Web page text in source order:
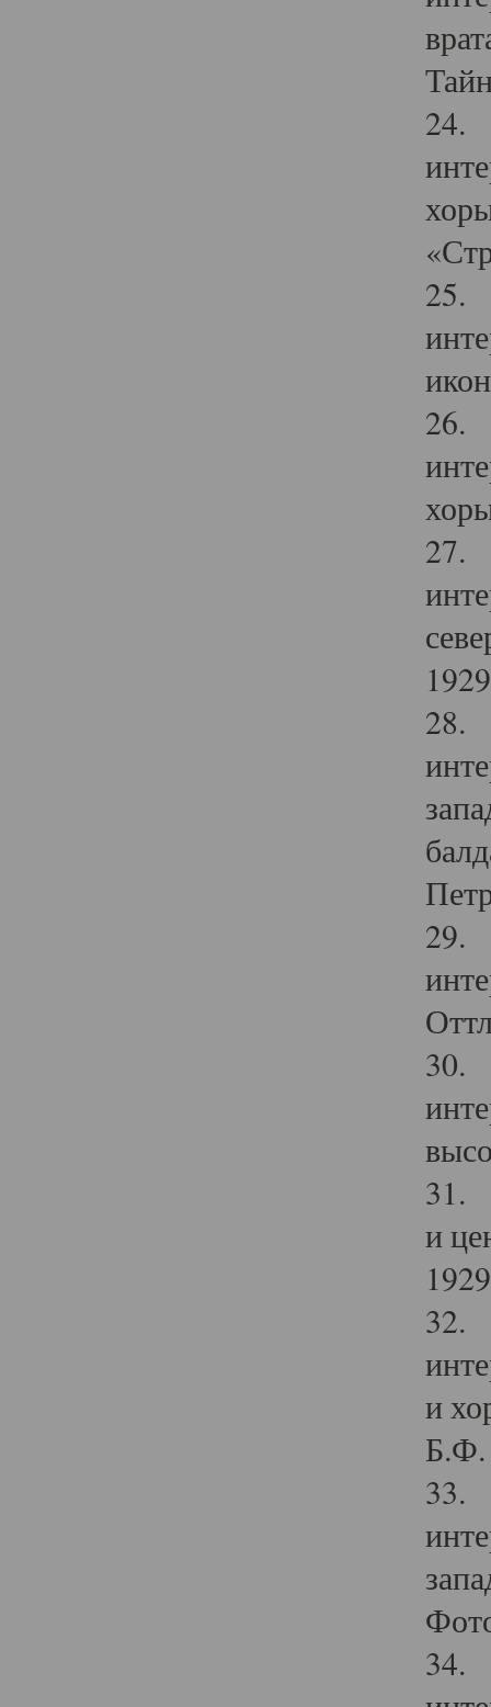
24.
25.
26.
27.
28.
29.
30.
31.
и
32.
и
Б.Ф.
33.
34.